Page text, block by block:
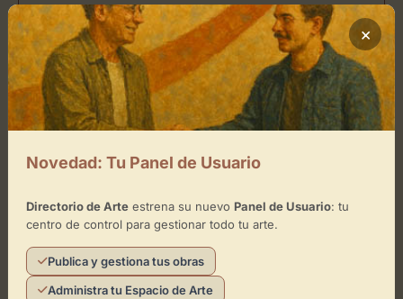
Viernes
de 08:00 - 21:00
Domingo
de -
Ubicación de Sala Pintores 10
−
×
Novedad: Tu Panel de Usuario
Directorio de Arteestrena su nuevo Panel de Usuario: tu
centro de control para gestionar todo tu arte.
Publica y gestiona tus obras
Administra tu Espacio de Arte